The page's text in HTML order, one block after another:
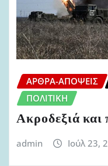
ΆΡΘΡΑ-ΑΠΌΨΕΙΣ
ΠΟΛΙΤΙΚΉ
Ακροδεξιά και
admin Ιούλ 23,